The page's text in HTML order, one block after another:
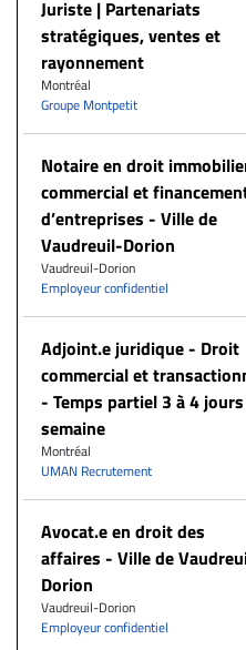
Juriste | Partenariats
stratégiques, ventes et
rayonnement
Montréal
Groupe Montpetit
Notaire en droit
commercial et
d’entreprises - Ville de
Vaudreuil-Dorion
Vaudreuil-Dorion
Employeur confidentiel
Adjoint.e juridique - Droit
commercial et
- Temps partiel 3 à 4 jours
semaine
Montréal
UMAN Recrutement
Avocat.e en droit des
affaires - Ville de
Dorion
Vaudreuil-Dorion
Employeur confidentiel